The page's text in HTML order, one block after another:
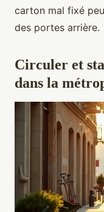
carton mal fixé
des portes arrière.
Circuler et
dans la